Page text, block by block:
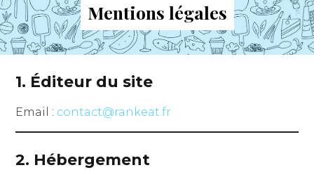
Mentions légales
1. Éditeur du site
Email : contact@rankeat.fr
2. Hébergement